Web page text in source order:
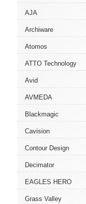
AJA
Archiware
Atomos
ATTO Technology
Avid
AVMEDA
Blackmagic
Cavision
Contour Design
Decimator
EAGLES HERO
Grass Valley